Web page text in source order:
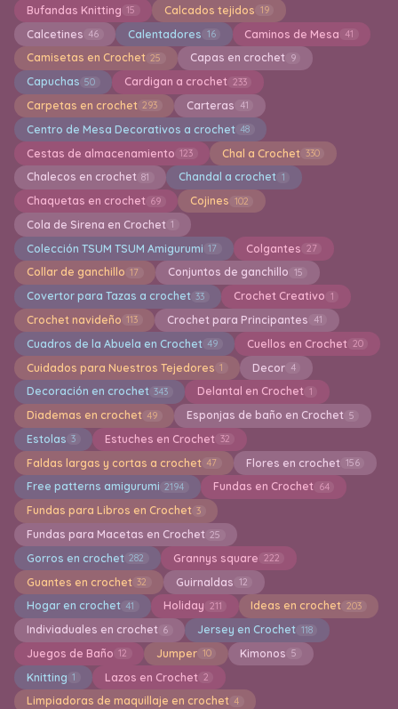
Bufandas Knitting 15 Calcados tejidos 19
Calcetines 46 Calentadores 16 Caminos de Mesa 41
Camisetas en Crochet 25 Capas en crochet 9
Capuchas 50 Cardigan a crochet 233
Carpetas en crochet 293 Carteras 41
Centro de Mesa Decorativos a crochet 48
Cestas de almacenamiento 123 Chal a Crochet 330
Chalecos en crochet 81 Chandal a crochet 1
Chaquetas en crochet 69 Cojines 102
Cola de Sirena en Crochet 1
Colección TSUM TSUM Amigurumi 17 Colgantes 27
Collar de ganchillo 17 Conjuntos de ganchillo 15
Covertor para Tazas a crochet 33 Crochet Creativo 1
Crochet navideño 113 Crochet para Principantes 41
Cuadros de la Abuela en Crochet 49 Cuellos en Crochet 20
Cuidados para Nuestros Tejedores 1 Decor 4
Decoración en crochet 343 Delantal en Crochet 1
Diademas en crochet 49 Esponjas de baño en Crochet 5
Estolas 3 Estuches en Crochet 32
Faldas largas y cortas a crochet 47 Flores en crochet 156
Free patterns amigurumi 2194 Fundas en Crochet 64
Fundas para Libros en Crochet 3
Fundas para Macetas en Crochet 25
Gorros en crochet 282 Grannys square 222
Guantes en crochet 32 Guirnaldas 12
Hogar en crochet 41 Holiday 211 Ideas en crochet 203
Indiviaduales en crochet 6 Jersey en Crochet 118
Juegos de Baño 12 Jumper 10 Kimonos 5
Knitting 1 Lazos en Crochet 2
Limpiadoras de maquillaje en crochet 4